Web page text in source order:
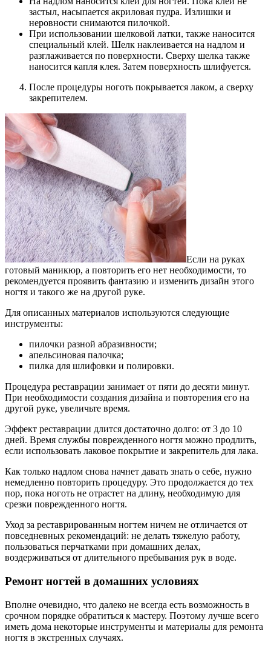
застыл, насыпается акриловая пудра. Излишки и
неровности снимаются пилочкой.
При использовании шелковой латки, также наносится
специальный клей. Шелк наклеивается на надлом и
разглаживается по поверхности. Сверху шелка также
наносится капля клея. Затем поверхность шлифуется.
После процедуры ноготь покрывается лаком, а сверху
закрепителем.
Если на руках
готовый маникюр, а повторить его нет необходимости, то
рекомендуется проявить фантазию и изменить дизайн этого
ногтя и такого же на другой руке.
Для описанных материалов используются следующие
инструменты:
пилочки разной абразивности;
апельсиновая палочка;
пилка для шлифовки и полировки.
Процедура реставрации занимает от пяти до десяти минут.
При необходимости создания дизайна и повторения его на
другой руке, увеличьте время.
Эффект реставрации длится достаточно долго: от 3 до 10
дней. Время службы поврежденного ногтя можно продлить,
если использовать лаковое покрытие и закрепитель для лака.
Как только надлом снова начнет давать знать о себе, нужно
немедленно повторить процедуру. Это продолжается до тех
пор, пока ноготь не отрастет на длину, необходимую для
срезки поврежденного ногтя.
Уход за реставрированным ногтем ничем не отличается от
повседневных рекомендаций: не делать тяжелую работу,
пользоваться перчатками при домашних делах,
воздерживаться от длительного пребывания рук в воде.
Ремонт ногтей в домашних условиях
Вполне очевидно, что далеко не всегда есть возможность в
срочном порядке обратиться к мастеру. Поэтому лучше всего
иметь дома некоторые инструменты и материалы для ремонта
ногтя в экстренных случаях.